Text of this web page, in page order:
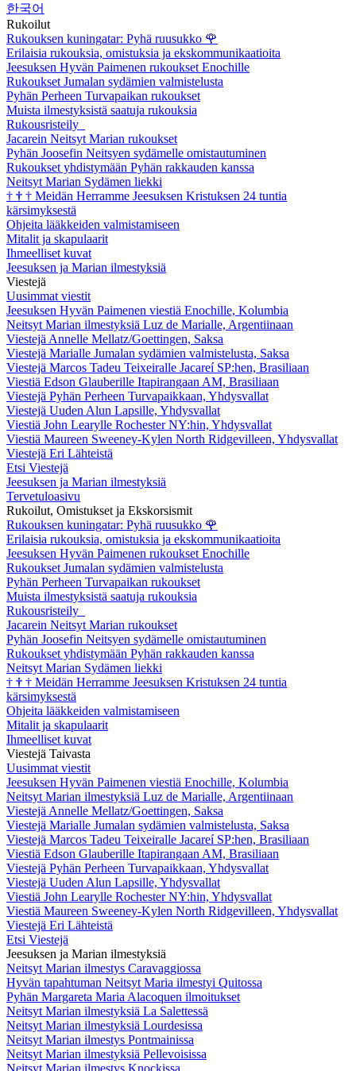
한국어
Rukoilut
Rukouksen kuningatar: Pyhä ruusukko 🌹
Erilaisia rukouksia, omistuksia ja ekskommunikaatioita
Jeesuksen Hyvän Paimenen rukoukset Enochille
Rukoukset Jumalan sydämien valmistelusta
Pyhän Perheen Turvapaikan rukoukset
Muista ilmestyksistä saatuja rukouksia
Rukousristeily
Jacarein Neitsyt Marian rukoukset
Pyhän Joosefin Neitsyen sydämelle omistautuminen
Rukoukset yhdistymään Pyhän rakkauden kanssa
Neitsyt Marian Sydämen liekki
† † † Meidän Herramme Jeesuksen Kristuksen 24 tuntia
kärsimyksestä
Ohjeita lääkkeiden valmistamiseen
Mitalit ja skapulaarit
Ihmeelliset kuvat
Jeesuksen ja Marian ilmestyksiä
Viestejä
Uusimmat viestit
Jeesuksen Hyvän Paimenen viestiä Enochille, Kolumbia
Neitsyt Marian ilmestyksiä Luz de Marialle, Argentiinaan
Viestejä Annelle Mellatz/Goettingen, Saksa
Viestejä Marialle Jumalan sydämien valmistelusta, Saksa
Viestejä Marcos Tadeu Teixeiralle Jacareí SP:hen, Brasiliaan
Viestiä Edson Glauberille Itapirangaan AM, Brasiliaan
Viestejä Pyhän Perheen Turvapaikkaan, Yhdysvallat
Viestejä Uuden Alun Lapsille, Yhdysvallat
Viestiä John Learylle Rochester NY:hin, Yhdysvallat
Viestiä Maureen Sweeney-Kylen North Ridgevilleen, Yhdysvallat
Viestejä Eri Lähteistä
Etsi Viestejä
Jeesuksen ja Marian ilmestyksiä
Tervetuloasivu
Rukoilut, Omistukset ja Ekskorsismit
Rukouksen kuningatar: Pyhä ruusukko 🌹
Erilaisia rukouksia, omistuksia ja ekskommunikaatioita
Jeesuksen Hyvän Paimenen rukoukset Enochille
Rukoukset Jumalan sydämien valmistelusta
Pyhän Perheen Turvapaikan rukoukset
Muista ilmestyksistä saatuja rukouksia
Rukousristeily
Jacarein Neitsyt Marian rukoukset
Pyhän Joosefin Neitsyen sydämelle omistautuminen
Rukoukset yhdistymään Pyhän rakkauden kanssa
Neitsyt Marian Sydämen liekki
† † † Meidän Herramme Jeesuksen Kristuksen 24 tuntia
kärsimyksestä
Ohjeita lääkkeiden valmistamiseen
Mitalit ja skapulaarit
Ihmeelliset kuvat
Viestejä Taivasta
Uusimmat viestit
Jeesuksen Hyvän Paimenen viestiä Enochille, Kolumbia
Neitsyt Marian ilmestyksiä Luz de Marialle, Argentiinaan
Viestejä Annelle Mellatz/Goettingen, Saksa
Viestejä Marialle Jumalan sydämien valmistelusta, Saksa
Viestejä Marcos Tadeu Teixeiralle Jacareí SP:hen, Brasiliaan
Viestiä Edson Glauberille Itapirangaan AM, Brasiliaan
Viestejä Pyhän Perheen Turvapaikkaan, Yhdysvallat
Viestejä Uuden Alun Lapsille, Yhdysvallat
Viestiä John Learylle Rochester NY:hin, Yhdysvallat
Viestiä Maureen Sweeney-Kylen North Ridgevilleen, Yhdysvallat
Viestejä Eri Lähteistä
Etsi Viestejä
Jeesuksen ja Marian ilmestyksiä
Neitsyt Marian ilmestys Caravaggiossa
Hyvän tapahtuman Neitsyt Maria ilmestyi Quitossa
Pyhän Margareta Maria Alacoquen ilmoitukset
Neitsyt Marian ilmestyksiä La Salettessä
Neitsyt Marian ilmestyksiä Lourdesissa
Neitsyt Marian ilmestys Pontmainissa
Neitsyt Marian ilmestyksiä Pellevoisissa
Neitsyt Marian ilmestys Knockissa